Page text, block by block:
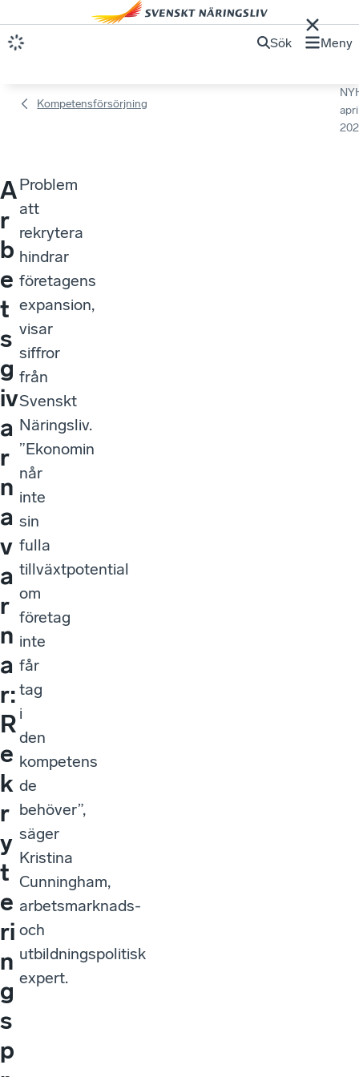
Sök Meny
Kompetensförsörjning
A
r
b
e
t
s
g
iv
a
r
n
a
v
a
r
n
a
r:
R
e
k
r
y
t
e
ri
n
g
s
p
Problem
att
rekrytera
hindrar
företagens
expansion,
visar
siffror
från
Svenskt
Näringsliv.
”Ekonomin
når
inte
sin
fulla
tillväxtpotential
om
företag
inte
får
tag
i
den
kompetens
de
behöver”,
säger
Kristina
Cunningham,
arbetsmarknads-
och
utbildningspolitisk
expert.